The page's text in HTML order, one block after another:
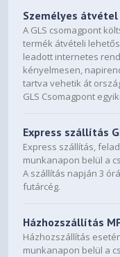
Személyes átvétel
A GLS csomagpont
termék átvételi
leadott internetes
kényelmesen,
tartva vehetik át
GLS Csomagpont
Express szállítás
Express szállítás,
munkanapon belül a
A szállítás napján 3
futárcég.
Házhozszállítás
Házhozszállítás
munkanapon belül a